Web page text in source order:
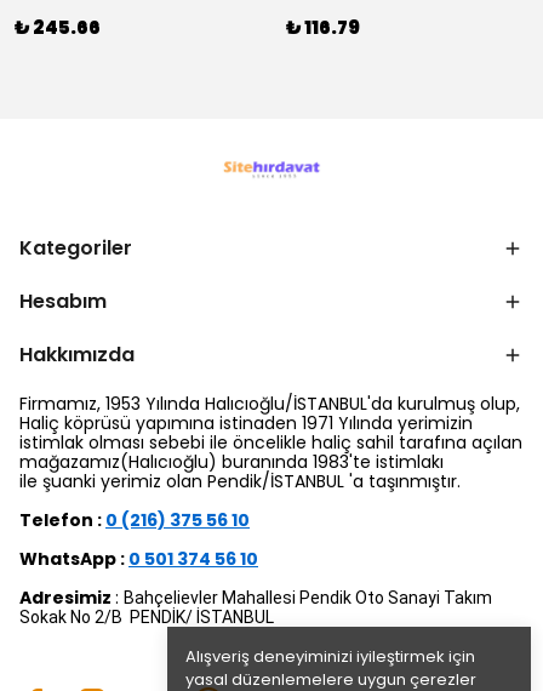
Alışveriş deneyiminizi iyileştirmek için
yasal düzenlemelere uygun çerezler
₺ 245.66 ₺ 116.79
Kategoriler
Hesabım
Hakkımızda
Firmamız, 1953 Yılında Halıcıoğlu/İSTANBUL'da kurulmuş olup,
Haliç köprüsü yapımına istinaden 1971 Yılında yerimizin
istimlak olması sebebi ile öncelikle haliç sahil tarafına açılan
mağazamız(Halıcıoğlu) buranında 1983'te istimlakı
ile şuanki yerimiz olan Pendik/İSTANBUL 'a taşınmıştır.
Telefon : 0 (216) 375 56 10
WhatsApp : 0 501 374 56 10
Adresimiz : Bahçelievler Mahallesi Pendik Oto Sanayi Takım
Sokak No 2/B PENDİK/ İSTANBUL